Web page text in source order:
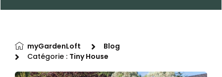
myGardenLoft
Blog
Catégorie : Tiny House